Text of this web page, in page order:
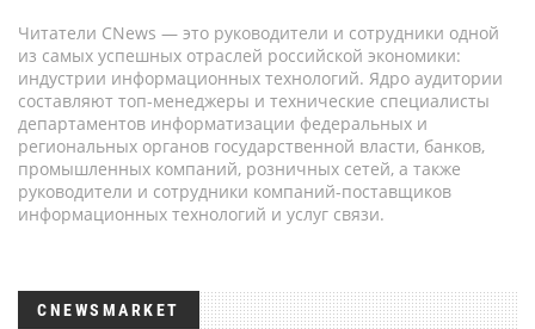
Читатели CNews — это руководители и сотрудники одной
из самых успешных отраслей российской экономики:
индустрии информационных технологий. Ядро аудитории
составляют топ-менеджеры и технические специалисты
департаментов информатизации федеральных и
региональных органов государственной власти, банков,
промышленных компаний, розничных сетей, а также
руководители и сотрудники компаний-поставщиков
информационных технологий и услуг связи.
CNEWSMARKET